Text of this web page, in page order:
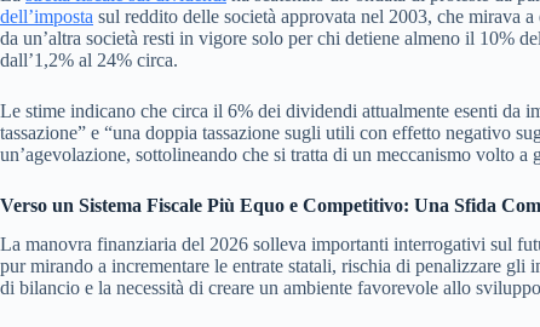
dell’imposta sul reddito delle società approvata nel 2003, che mirava
da un’altra società resti in vigore solo per chi detiene almeno il 10%
dall’1,2% al 24% circa.
Le stime indicano che circa il 6% dei dividendi attualmente esenti da
tassazione” e “una doppia tassazione sugli utili con effetto negativo
un’agevolazione, sottolineando che si tratta di un meccanismo volto
Verso un Sistema Fiscale Più Equo e Competitivo: Una Sfida
La manovra finanziaria del 2026 solleva importanti interrogativi sul
pur mirando a incrementare le entrate statali, rischia di penalizzare
di bilancio e la necessità di creare un ambiente favorevole allo